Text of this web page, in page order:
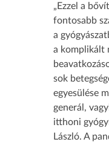
„Ezzel a
fontosabb
a
a komplikált
sok
egyesülése
generál,
itthoni
László. A